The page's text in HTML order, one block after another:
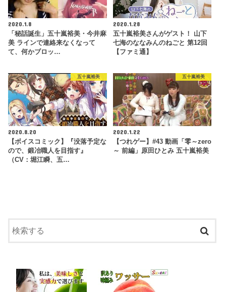
2020.1.8
「秘話誕生」五十嵐裕美・今井麻
美 ラインで連絡来なくなって
て、何かブロッ…
2020.1.28
五十嵐裕美さんがゲスト！ 山下
七海のななみんのねごと 第12回
【ファミ通】
五十嵐裕美
2020.8.20
【ボイスコミック】『没落予定な
ので、鍛冶職人を目指す』
（CV：堀江瞬、五…
五十嵐裕美
2020.1.22
【つれゲー】#43 動画「零～zero
～ 前編」原田ひとみ 五十嵐裕美